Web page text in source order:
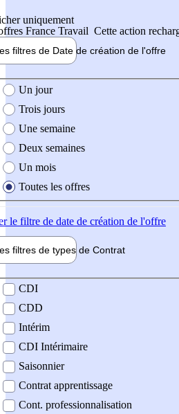
uniquement
France Travail Cette action
filtres de Date de création de l'offre
création de l'offre
Un jour
Trois jours
Une semaine
Deux semaines
Un mois
Toutes les offres
le filtre de date de création de l'offre
filtres de types de Contrat
contrat
CDI
CDD
Intérim
CDI Intérimaire
Saisonnier
Contrat apprentissage
Cont. professionnalisation